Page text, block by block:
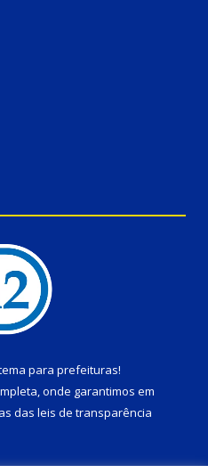
para prefeituras!
onde garantimos em
das leis de transparência